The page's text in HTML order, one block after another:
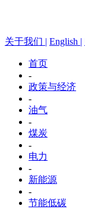
关于我们 | English |
首页
-
政策与经济
-
油气
-
煤炭
-
电力
-
新能源
-
节能低碳